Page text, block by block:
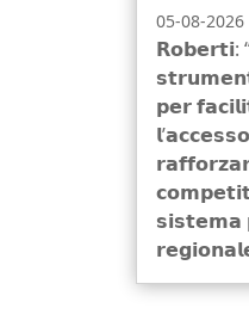
05-08-2026
𝗥𝗼𝗯𝗲𝗿𝘁𝗶:
𝗽𝗲𝗿
𝘀𝗶𝘀𝘁𝗲𝗺𝗮